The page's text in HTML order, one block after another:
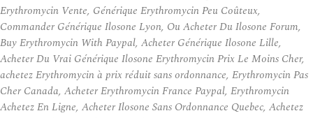
Erythromycin Vente, Générique Erythromycin Peu Coûteux,
Commander Générique Ilosone Lyon, Ou Acheter Du Ilosone Forum,
Buy Erythromycin With Paypal, Acheter Générique Ilosone Lille,
Acheter Du Vrai Générique Ilosone Erythromycin Prix Le Moins Cher,
achetez Erythromycin à prix réduit sans ordonnance, Erythromycin Pas
Cher Canada, Acheter Erythromycin France Paypal, Erythromycin
Achetez En Ligne, Acheter Ilosone Sans Ordonnance Quebec, Achetez